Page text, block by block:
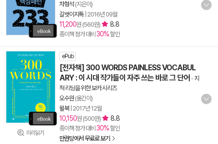
차형석 (지은이)
길벗이지톡| 2016년 09월
11,200원 (560원) 8.8
종이책 정가 대비 30%할인
미리읽기
ePub
[전자책] 300 WORDS PAINLESS VOCABUL
ARY : 이 시대 작가들이 자주 쓰는 바로 그 단어 - 지
적 리딩을 위한 보카 시리즈
오수원 (옮긴이)
윌북| 2017년 12월
10,150원 (500원) 8.8
종이책 정가 대비 30%할인
만권당에서 무료로 보기